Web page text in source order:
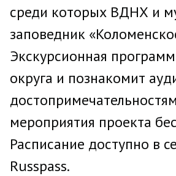
среди которых ВДНХ и
заповедник
Экскурсионная
округа и познакомит
мероприятия проекта
Расписание доступно в
Russpass.